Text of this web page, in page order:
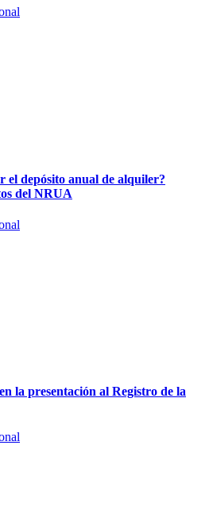
el depósito anual de alquiler?
del NRUA
la presentación al Registro de la